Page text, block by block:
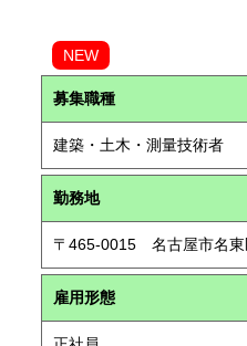
NEW
募集職種
建築・土木・測量技術者
勤務地
〒465-0015 名古屋市名東
雇用形態